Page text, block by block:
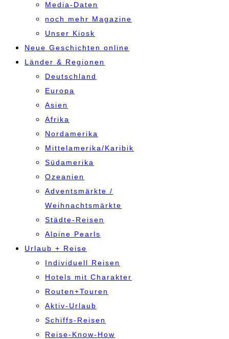
Media-Daten
noch mehr Magazine
Unser Kiosk
Neue Geschichten online
Länder & Regionen
Deutschland
Europa
Asien
Afrika
Nordamerika
Mittelamerika/Karibik
Südamerika
Ozeanien
Adventsmärkte /
Weihnachtsmärkte
Städte-Reisen
Alpine Pearls
Urlaub + Reise
Individuell Reisen
Hotels mit Charakter
Routen+Touren
Aktiv-Urlaub
Schiffs-Reisen
Reise-Know-How